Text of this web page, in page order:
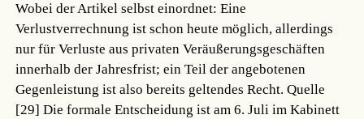
Wobei der Artikel selbst einordnet: Eine
Verlustverrechnung ist schon heute möglich, allerdings
nur für Verluste aus privaten Veräußerungsgeschäften
innerhalb der Jahresfrist; ein Teil der angebotenen
Gegenleistung ist also bereits geltendes Recht.Quelle
[29] Die formale Entscheidung ist am 6. Juli im Kabinett